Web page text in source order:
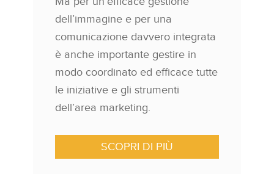
dell’immagine e per una
comunicazione davvero integrata
è anche importante gestire in
modo coordinato ed efficace tutte
le iniziative e gli strumenti
dell’area marketing.
SCOPRI DI PIÙ